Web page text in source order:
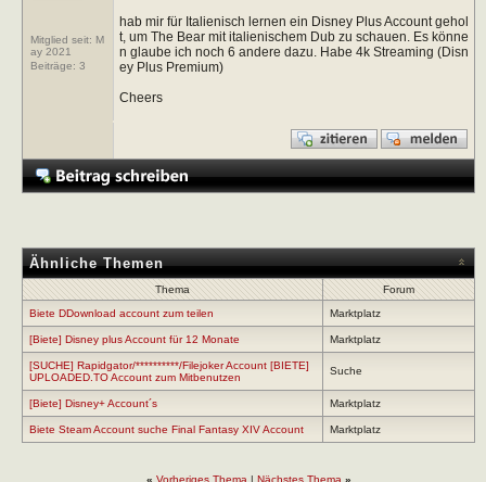
Mitglied seit: M
ay 2021
Beiträge: 3
hab mir für Italienisch lernen ein Disney Plus Account gehol
t, um The Bear mit italienischem Dub zu schauen. Es könne
n glaube ich noch 6 andere dazu. Habe 4k Streaming (Disn
ey Plus Premium)
Cheers
Ähnliche Themen
Thema
Forum
Biete DDownload account zum teilen
Marktplatz
[Biete] Disney plus Account für 12 Monate Marktplatz
[SUCHE] Rapidgator/**********/Filejoker Account [BIETE]
UPLOADED.TO Account zum Mitbenutzen
Suche
[Biete] Disney+ Account´s Marktplatz
Biete Steam Account suche Final Fantasy XIV Account Marktplatz
« Vorheriges Thema | Nächstes Thema »